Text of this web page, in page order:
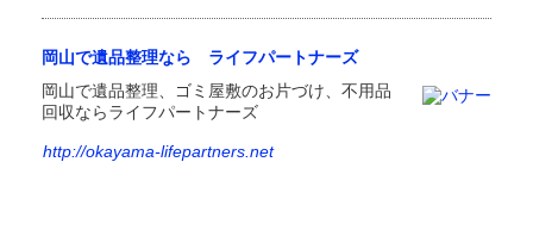
岡山で遺品整理なら ライフパートナーズ
岡山で遺品整理、ゴミ屋敷のお片づけ、不用品
回収ならライフパートナーズ
http://okayama-lifepartners.net